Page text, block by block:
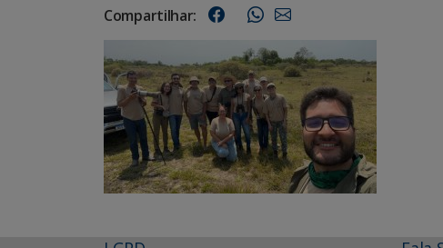
Compartilhar: